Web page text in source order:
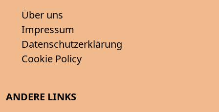
Über uns
Impressum
Datenschutzerklärung
Cookie Policy
ANDERE LINKS